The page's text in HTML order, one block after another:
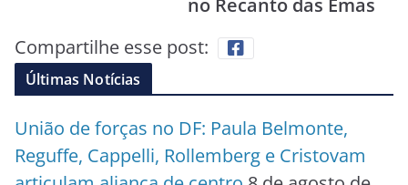
no Recanto das Emas
Compartilhe esse post:
Últimas Notícias
União de forças no DF: Paula Belmonte,
Reguffe, Cappelli, Rollemberg e Cristovam